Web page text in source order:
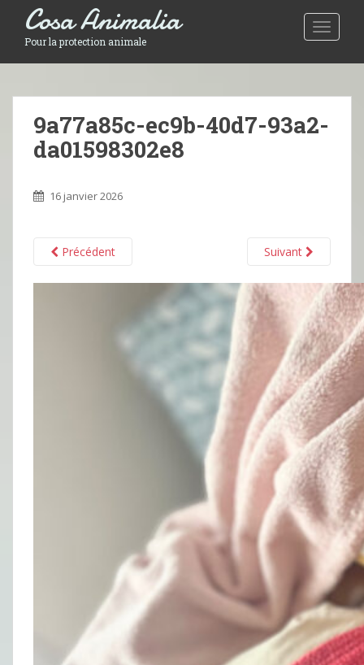
Toggle
Cosa Animalia
Pour la protection animale
9a77a85c-ec9b-40d7-93a2-
da01598302e8
16 janvier 2026
Précédent Suivant